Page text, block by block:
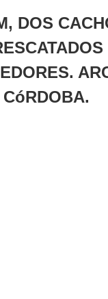
DOS
CóRDOBA.